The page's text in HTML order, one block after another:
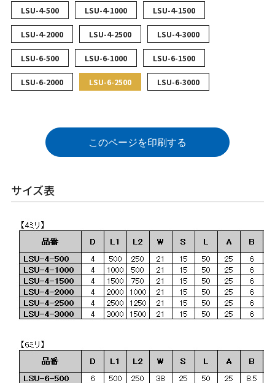
LSU-4-500 LSU-4-1000 LSU-4-1500
LSU-4-2000 LSU-4-2500 LSU-4-3000
LSU-6-500 LSU-6-1000 LSU-6-1500
LSU-6-2000 LSU-6-2500 LSU-6-3000
このページを印刷する
サイズ表